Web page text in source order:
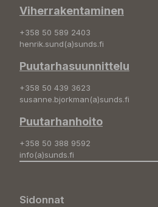
Viherrakentaminen
+358 50 589 2403
henrik.sund(a)sunds.fi
Puutarhasuunnittelu
+358 50 439 3623
susanne.bjorkman(a)sunds.fi
Puutarhanhoito
+358 50 388 9592
info(a)sunds.fi
Sidonnat